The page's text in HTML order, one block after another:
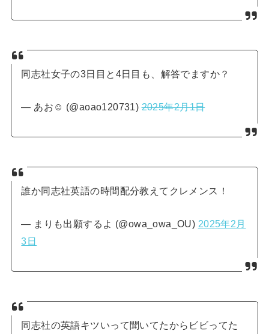
同志社女子の3日目と4日目も、解答でますか？
— あお︎☺︎ (@aoao120731)2025年2月1日
誰か同志社英語の時間配分教えてクレメンス！
— まりも出願するよ (@owa_owa_OU) 2025年2月
3日
同志社の英語キツいって聞いてたからビビってた